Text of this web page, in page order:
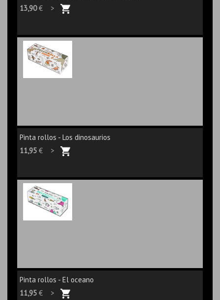
13,90€ >
Pìnta rollos - Los dinosaurios
11,95 € >
Pinta rollos - El oceano
11,95 € >